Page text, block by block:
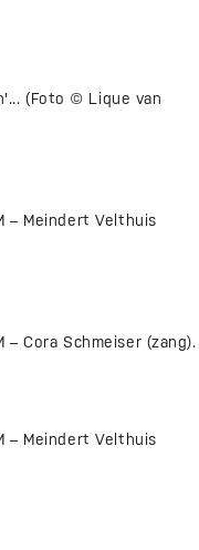
(Foto © Lique van
– Meindert Velthuis
– Cora Schmeiser (zang).
– Meindert Velthuis